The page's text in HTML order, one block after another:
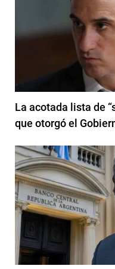
La acotada lista de
que otorgó el